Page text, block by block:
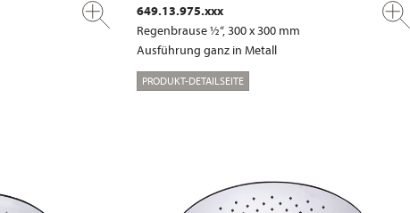
649.13.975.xxx
Regenbrause ½“, 300 x 300 mm
Ausführung ganz in Metall
PRODUKT-DETAILSEITE